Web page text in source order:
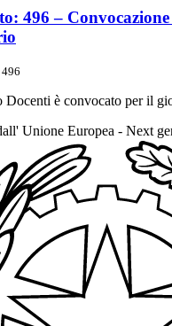
496 –
Docenti è convocato per il